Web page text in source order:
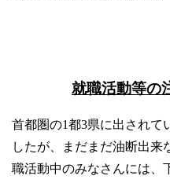
卒
学生・
就職活動等の
首都圏の1都3県に出されて
したが、まだまだ油断出来
職活動中のみなさんには、